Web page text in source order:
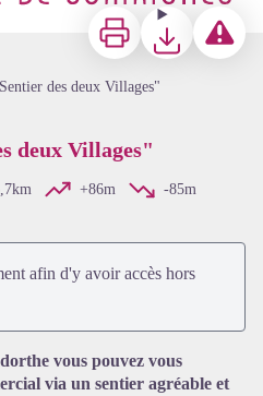
Voir l'image en plein écran
Imprimer TéléchargerSignaler
des deux Villages"
deux Villages"
+86m
-85m
afin d'y avoir accès hors
vous pouvez vous
via un sentier agréable et